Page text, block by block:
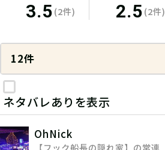
3.5(2件) 2.5(2件)
12件
ネタバレありを表示
OhNick
【フック船長の隠れ家】の常連